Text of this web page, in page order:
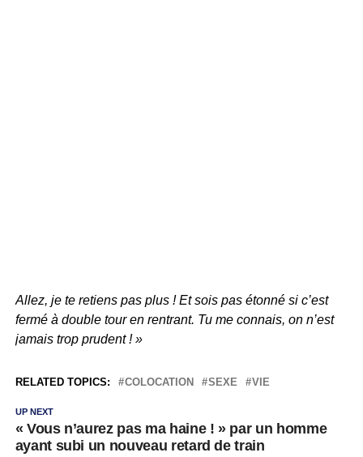
Allez, je te retiens pas plus ! Et sois pas étonné si c’est
fermé à double tour en rentrant. Tu me connais, on n’est
jamais trop prudent ! »
RELATED TOPICS: COLOCATION SEXE VIE
UP NEXT
« Vous n’aurez pas ma haine ! » par un homme
ayant subi un nouveau retard de train